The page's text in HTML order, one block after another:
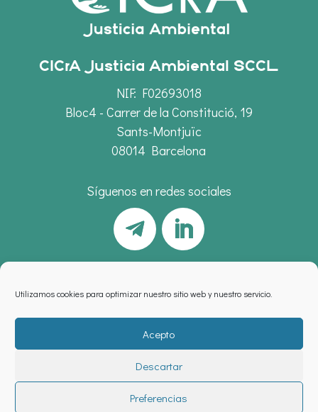
Utilizamos cookies para optimizar nuestro sitio web y nuestro servicio.
Acepto
Descartar
Preferencias
CICrA Justicia Ambiental SCCL
NIF: F02693018
Bloc4 - Carrer de la Constitució, 19
Sants-Montjuïc
08014 Barcelona
Síguenos en redes sociales
política de privacidad